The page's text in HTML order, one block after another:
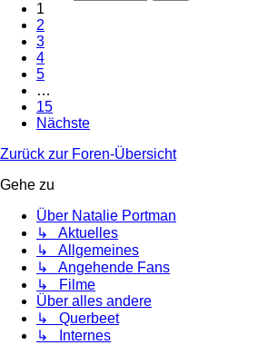
1
2
3
4
5
…
15
Nächste
Zurück zur Foren-Übersicht
Gehe zu
Über Natalie Portman
↳ Aktuelles
↳ Allgemeines
↳ Angehende Fans
↳ Filme
Über alles andere
↳ Querbeet
↳ Internes